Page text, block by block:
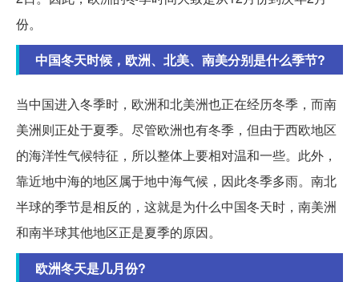
份。
中国冬天时候，欧洲、北美、南美分别是什么季节?
当中国进入冬季时，欧洲和北美洲也正在经历冬季，而南
美洲则正处于夏季。尽管欧洲也有冬季，但由于西欧地区
的海洋性气候特征，所以整体上要相对温和一些。此外，
靠近地中海的地区属于地中海气候，因此冬季多雨。南北
半球的季节是相反的，这就是为什么中国冬天时，南美洲
和南半球其他地区正是夏季的原因。
欧洲冬天是几月份?